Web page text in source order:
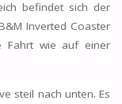
befindet sich der
Inverted Coaster
Fahrt wie auf einer
steil nach unten. Es